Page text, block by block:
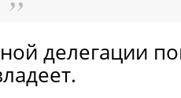
делегации